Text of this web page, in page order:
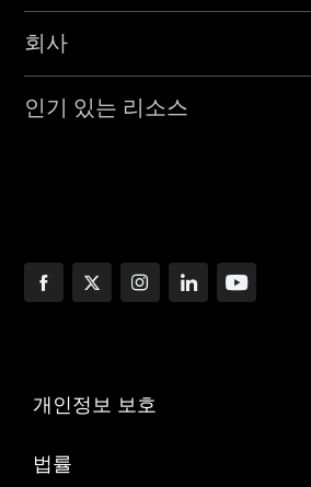
회사
인기 있는 리소스
개인정보 보호
법률